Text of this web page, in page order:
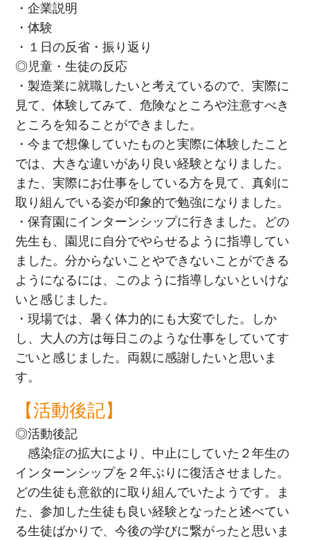
・企業説明
・体験
・１日の反省・振り返り
◎児童・生徒の反応
・製造業に就職したいと考えているので、実際に
見て、体験してみて、危険なところや注意すべき
ところを知ることができました。
・今まで想像していたものと実際に体験したこと
では、大きな違いがあり良い経験となりました。
また、実際にお仕事をしている方を見て、真剣に
取り組んでいる姿が印象的で勉強になりました。
・保育園にインターンシップに行きました。どの
先生も、園児に自分でやらせるように指導してい
ました。分からないことやできないことができる
ようになるには、このように指導しないといけな
いと感じました。
・現場では、暑く体力的にも大変でした。しか
し、大人の方は毎日このような仕事をしていてす
ごいと感じました。両親に感謝したいと思いま
す。
【活動後記】
◎活動後記
感染症の拡大により、中止にしていた２年生の
インターンシップを２年ぶりに復活させました。
どの生徒も意欲的に取り組んでいたようです。ま
た、参加した生徒も良い経験となったと述べてい
る生徒ばかりで、今後の学びに繋がったと思いま